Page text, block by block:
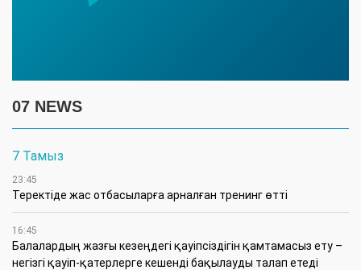
07 NEWS
7 Тамыз
23:45
​Теректіде жас отбасыларға арналған тренинг өтті
16:45
Балалардың жазғы кезеңдегі қауіпсіздігін қамтамасыз ету –
негізгі қауіп-қатерлерге кешенді бақылауды талап етеді